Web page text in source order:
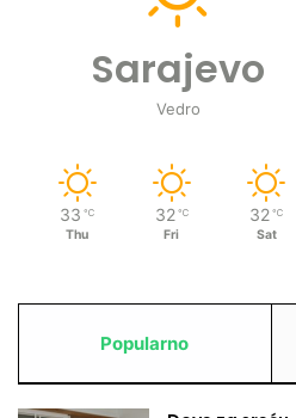
Sarajevo
Vedro
33 ℃
Thu
32 ℃
Fri
32 ℃
Sat
Popularno